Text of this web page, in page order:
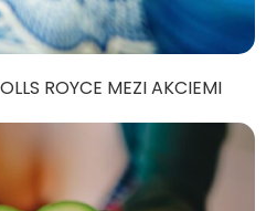
ROYCE MEZI AKCIEMI